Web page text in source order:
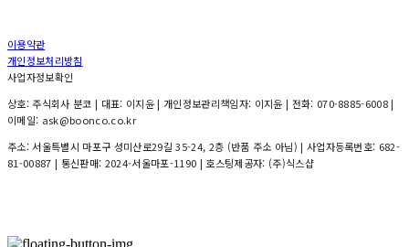
이용약관
개인정보처리방침
사업자정보확인
상호: 주식회사 분코 | 대표: 이지윤 | 개인정보관리책임자: 이지윤 | 전화: 070-8885-6008 |
이메일: ask@boonco.co.kr
주소: 서울특별시 마포구 성미산로29길 35-24, 2층 (반품 주소 아님) | 사업자등록번호: 682-
81-00887 | 통신판매: 2024-서울마포-1190 | 호스팅제공자: (주)식스샵